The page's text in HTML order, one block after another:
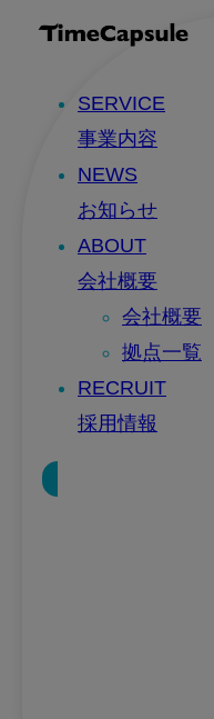
SERVICE
事業内容
NEWS
お知らせ
ABOUT
会社概要
会社概要
拠点一覧
RECRUIT
採用情報